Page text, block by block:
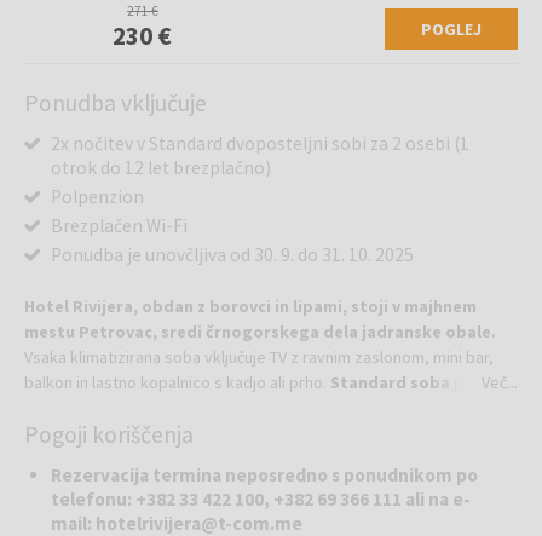
271 €
230 € POGLEJ
Ponudba vključuje
2x nočitev v Standard dvoposteljni sobi za 2 osebi (1
otrok do 12 let brezplačno)
Polpenzion
Brezplačen Wi-Fi
Ponudba je unovčljiva od 30. 9. do 31. 10. 2025
Hotel Rivijera, obdan z borovci in lipami, stoji v majhnem
mestu Petrovac, sredi črnogorskega dela jadranske obale.
Vsaka klimatizirana soba vključuje TV z ravnim zaslonom, mini bar,
balkon in lastno kopalnico s kadjo ali prho. Standard soba
storitev in čaroben pogled na čudovit hotelski park.
hotelom na 8.400 m² nudijo bazen, masažno kad, otroško igrišče in
prostore za animacijske programe.
Več...
Pogoji koriščenja
Rezervacija termina neposredno s ponudnikom po
telefonu: +382 33 422 100, +382 69 366 111 ali na e-
mail: hotelrivijera@t-com.me